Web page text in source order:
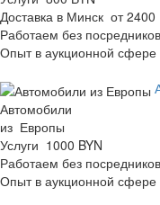
Доставка в Минск от 2400
Работаем без посредников
Опыт в аукционной сфере
Автомобили
из Европы
Услуги 1000 BYN
Работаем без посредников
Опыт в аукционной сфере